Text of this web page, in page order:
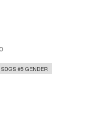
SDGS #5 GENDER